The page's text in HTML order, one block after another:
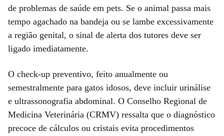
de problemas de saúde em pets. Se o animal passa mais
tempo agachado na bandeja ou se lambe excessivamente
a região genital, o sinal de alerta dos tutores deve ser
ligado imediatamente.
O check-up preventivo, feito anualmente ou
semestralmente para gatos idosos, deve incluir urinálise
e ultrassonografia abdominal. O Conselho Regional de
Medicina Veterinária (CRMV) ressalta que o diagnóstico
precoce de cálculos ou cristais evita procedimentos